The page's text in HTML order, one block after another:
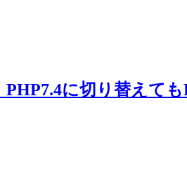
PHP7.4に切り替えて